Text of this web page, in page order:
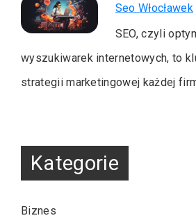
Seo Włocławek
SEO, czyli
wyszukiwarek internetowych, to
strategii marketingowej każdej
Kategorie
Biznes